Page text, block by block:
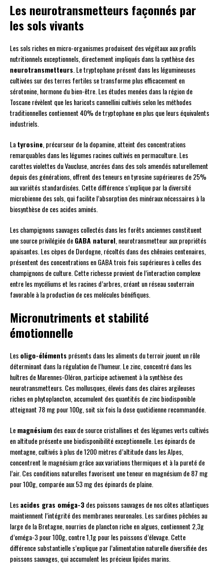
Les neurotransmetteurs façonnés par
les sols vivants
Les sols riches en micro-organismes produisent des végétaux aux profils
nutritionnels exceptionnels, directement impliqués dans la synthèse des
neurotransmetteurs . Le tryptophane présent dans les légumineuses
cultivées sur des terres fertiles se transforme plus efficacement en
sérotonine, hormone du bien-être. Les études menées dans la région de
Toscane révèlent que les haricots cannellini cultivés selon les méthodes
traditionnelles contiennent 40% de tryptophane en plus que leurs équivalents
industriels.
Latyrosine , précurseur de la dopamine, atteint des concentrations
remarquables dans les légumes racines cultivés en permaculture. Les
carottes violettes du Vaucluse, ancrées dans des sols amendés naturellement
depuis des générations, offrent des teneurs en tyrosine supérieures de 25%
aux variétés standardisées. Cette différence s’explique par la diversité
microbienne des sols, qui facilite l’absorption des minéraux nécessaires à la
biosynthèse de ces acides aminés.
Les champignons sauvages collectés dans les forêts anciennes constituent
une source privilégiée deGABA naturel , neurotransmetteur aux propriétés
apaisantes. Les cèpes de Dordogne, récoltés dans des chênaies centenaires,
présentent des concentrations en GABA trois fois supérieures à celles des
champignons de culture. Cette richesse provient de l’interaction complexe
entre les mycéliums et les racines d’arbres, créant un réseau souterrain
favorable à la production de ces molécules bénéfiques.
Micronutriments et stabilité
émotionnelle
Lesoligo-éléments présents dans les aliments du terroir jouent un rôle
déterminant dans la régulation de l’humeur. Le zinc, concentré dans les
huîtres de Marennes-Oléron, participe activement à la synthèse des
neurotransmetteurs. Ces mollusques, élevés dans des claires argileuses
riches en phytoplancton, accumulent des quantités de zinc biodisponible
atteignant 78 mg pour 100g, soit six fois la dose quotidienne recommandée.
Lemagnésiumdes eaux de source cristallines et des légumes verts cultivés
en altitude présente une biodisponibilité exceptionnelle. Les épinards de
montagne, cultivés à plus de 1200 mètres d’altitude dans les Alpes,
concentrent le magnésium grâce aux variations thermiques et à la pureté de
l’air. Ces conditions naturelles favorisent une teneur en magnésium de 87 mg
pour 100g, comparée aux 53 mg des épinards de plaine.
Lesacides gras oméga-3des poissons sauvages de nos côtes atlantiques
maintiennent l’intégrité des membranes neuronales. Les sardines pêchées au
large de la Bretagne, nourries de plancton riche en algues, contiennent 2,3g
d’oméga-3 pour 100g, contre 1,1g pour les poissons d’élevage. Cette
différence substantielle s’explique par l’alimentation naturelle diversifiée des
poissons sauvages, qui accumulent les précieux lipides marins.